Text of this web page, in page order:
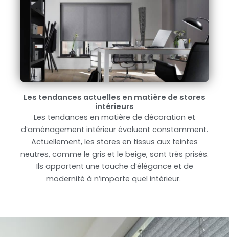
Les tendances actuelles en matière de stores
intérieurs
Les tendances en matière de décoration et
d’aménagement intérieur évoluent constamment.
Actuellement, les stores en tissus aux teintes
neutres, comme le gris et le beige, sont très prisés.
Ils apportent une touche d’élégance et de
modernité à n’importe quel intérieur.